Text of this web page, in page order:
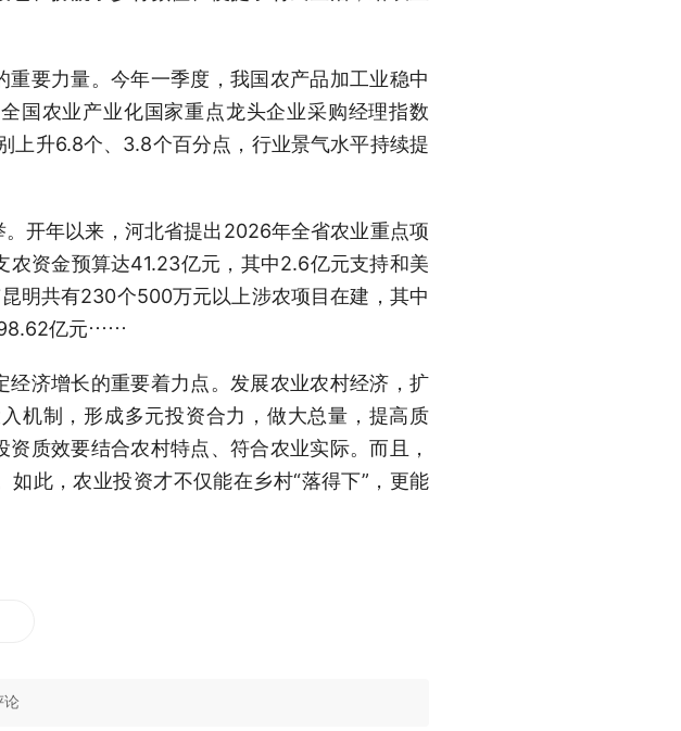
要力量。今年一季度，我国农产品加工业稳中
国农业产业化国家重点龙头企业采购经理指数
上升6.8个、3.8个百分点，行业景气水平持续提
开年以来，河北省提出2026年全省农业重点项
农资金预算达41.23亿元，其中2.6亿元支持和美
明共有230个500万元以上涉农项目在建，其中
98.62亿元……
济增长的重要着力点。发展农业农村经济，扩
机制，形成多元投资合力，做大总量，提高质
质效要结合农村特点、符合农业实际。而且，
此，农业投资才不仅能在乡村“落得下”，更能
论